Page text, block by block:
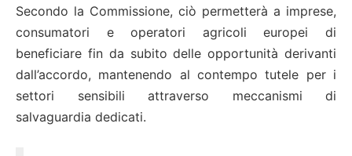
Secondo la Commissione, ciò permetterà a imprese,
consumatori e operatori agricoli europei di
beneficiare fin da subito delle opportunità derivanti
dall’accordo, mantenendo al contempo tutele per i
settori sensibili attraverso meccanismi di
salvaguardia dedicati.